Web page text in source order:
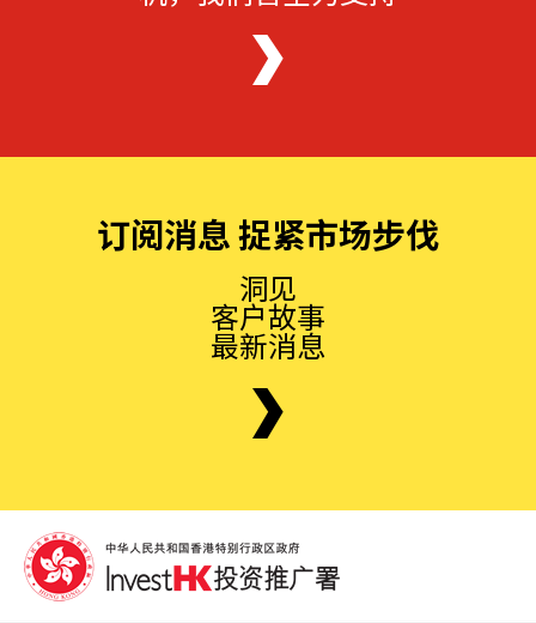
订阅消息 捉紧市场步伐
洞见
客户故事
最新消息